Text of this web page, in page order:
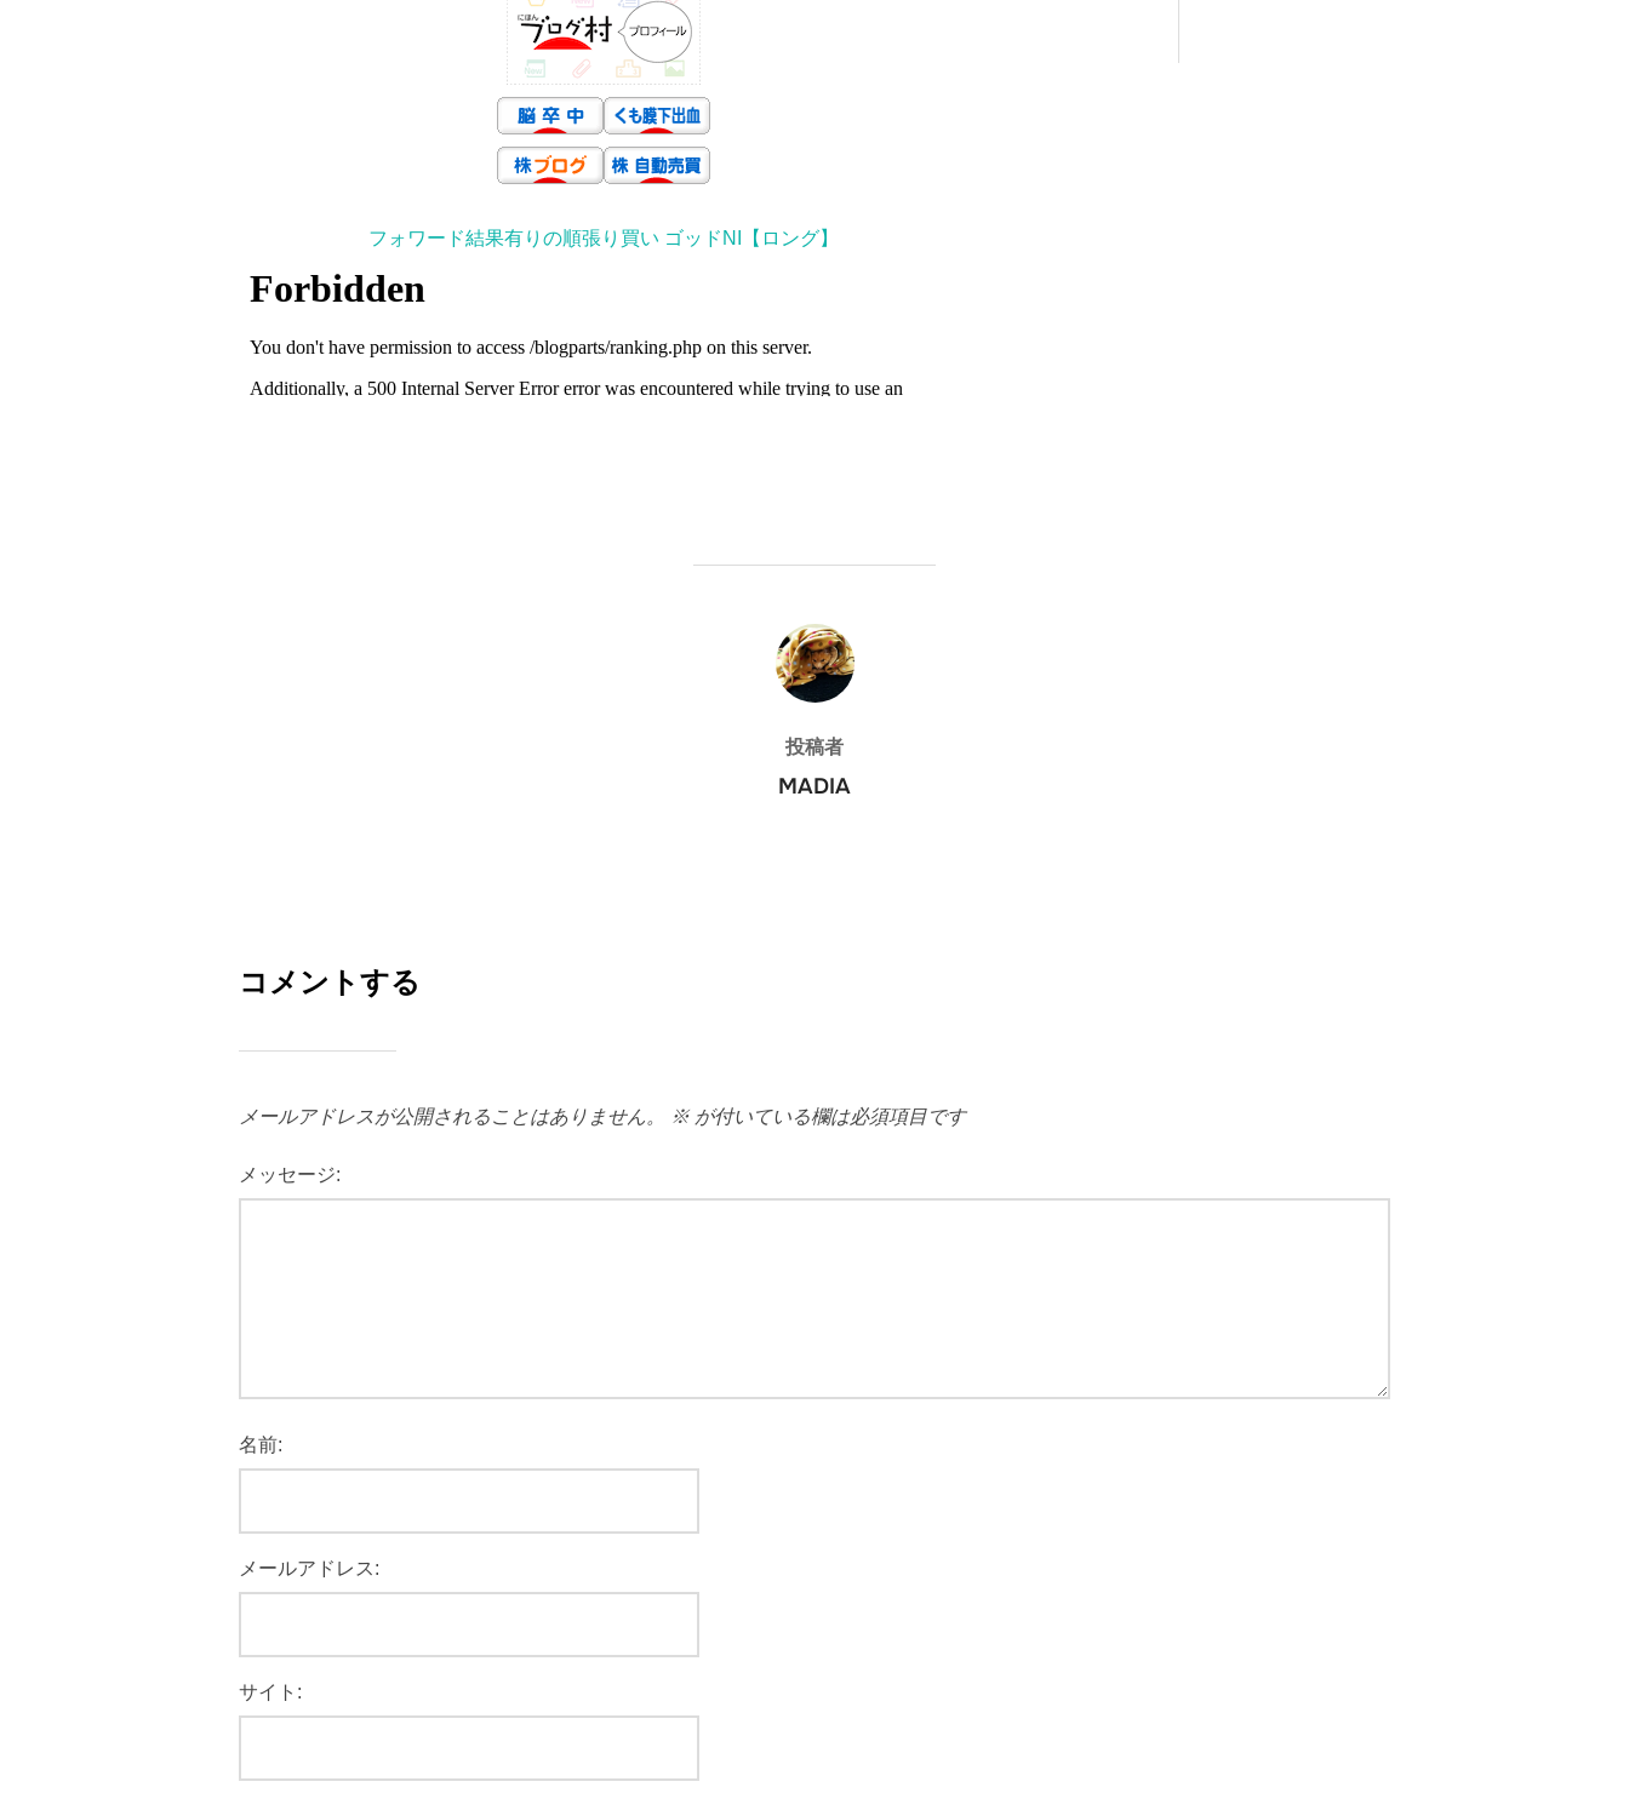
フォワード結果有りの順張り買い ゴッドNI【ロング】
投稿者
投稿者
MADIA
コメントする
メールアドレスが公開されることはありません。 ※ が付いている欄は必須項目です
メッセージ:
名前:
メールアドレス:
サイト: